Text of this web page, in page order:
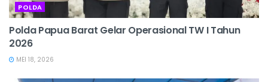
POLDA
Polda Papua Barat Gelar Operasional TW I Tahun
2026
MEI 18, 2026